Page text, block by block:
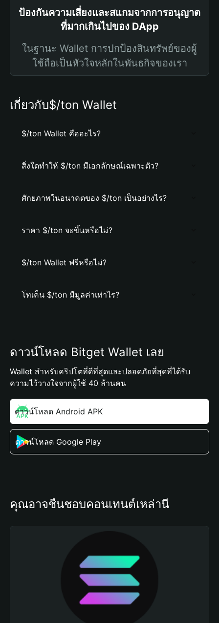
ป้องกันความเสี่ยงและสแกมจากการอนุญาต
ที่มากเกินไปของ DApp
ในฐานะ Wallet การปกป้องสินทรัพย์ของผู้
ใช้ถือเป็นหัวใจหลักในพันธกิจของเรา
เกี่ยวกับ$/ton Wallet
$/ton Wallet คืออะไร?
สิ่งใดทำให้ $/ton มีเอกลักษณ์เฉพาะตัว?
ศักยภาพในอนาคตของ $/ton เป็นอย่างไร?
ราคา $/ton จะขึ้นหรือไม่?
$/ton Wallet ฟรีหรือไม่?
โทเค็น $/ton มีมูลค่าเท่าไร?
ดาวน์โหลด Bitget Wallet เลย
Wallet สำหรับคริปโตที่ดีที่สุดและปลอดภัยที่สุดที่ได้รับ
ความไว้วางใจจากผู้ใช้ 40 ล้านคน
ดาวน์โหลด Android APK
ดาวน์โหลด Google Play
คุณอาจชื่นชอบคอนเทนต์เหล่านี้